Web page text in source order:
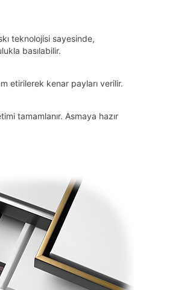
teknolojisi sayesinde,
basılabilir.
etirilerek kenar payları verilir.
tamamlanır. Asmaya hazır